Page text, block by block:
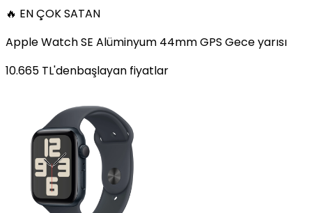
🔥 EN ÇOK SATAN
Apple Watch SE Alüminyum 44mm GPS Gece yarısı
10.665 TL'denbaşlayan fiyatlar